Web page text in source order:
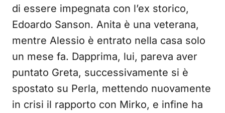
di essere impegnata con l’ex storico,
Edoardo Sanson. Anita è una veterana,
mentre Alessio è entrato nella casa solo
un mese fa. Dapprima, lui, pareva aver
puntato Greta, successivamente si è
spostato su Perla, mettendo nuovamente
in crisi il rapporto con Mirko, e infine ha